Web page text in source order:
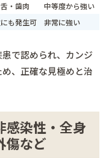
・歯肉
中等度から強い
も発生可 非常に強い
で認められ、カンジ
、正確な見極めと治
染性・全身
傷など